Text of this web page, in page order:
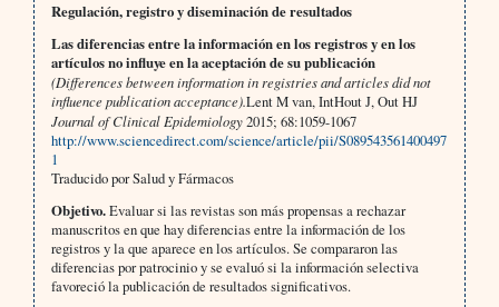
Regulación, registro y diseminación de resultados
Las diferencias entre la información en los registros y en los
artículos no influye en la aceptación de su publicación
(Differences between information in registries and articles did not
influence publication acceptance).Lent M van, IntHout J, Out HJ
Journal of Clinical Epidemiology2015; 68:1059-1067
http://www.sciencedirect.com/science/article/pii/S089543561400497
1
Traducido por Salud y Fármacos
Objetivo.Evaluar si las revistas son más propensas a rechazar
manuscritos en que hay diferencias entre la información de los
registros y la que aparece en los artículos. Se compararon las
diferencias por patrocinio y se evaluó si la información selectiva
favoreció la publicación de resultados significativos.